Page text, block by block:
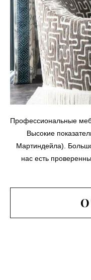
Профессиональные
Высокие
Мартиндейла).
нас есть